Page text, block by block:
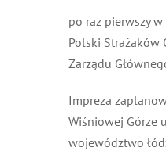
po raz pierwszy
Polski Strażaków
Zarządu
Impreza
Wiśniowej Górze
województwo